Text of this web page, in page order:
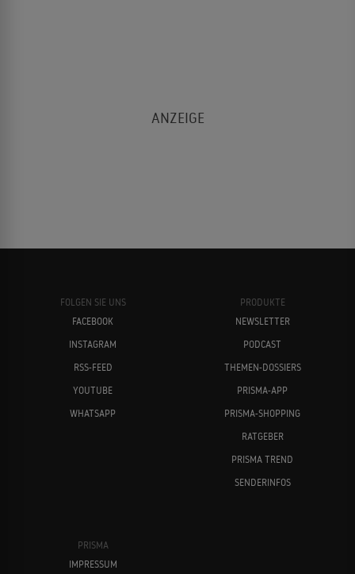
FOLGEN SIE UNS
FACEBOOK
INSTAGRAM
RSS-FEED
YOUTUBE
WHATSAPP
PRODUKTE
NEWSLETTER
PODCAST
THEMEN-DOSSIERS
PRISMA-APP
PRISMA-SHOPPING
RATGEBER
PRISMA TREND
SENDERINFOS
PRISMA
IMPRESSUM